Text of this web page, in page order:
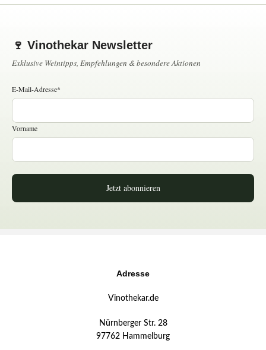
🍷 Vinothekar Newsletter
Exklusive Weintipps, Empfehlungen & besondere Aktionen
E-Mail-Adresse*
Vorname
Jetzt abonnieren
Adresse
Vinothekar.de
Nürnberger Str. 28
97762 Hammelburg